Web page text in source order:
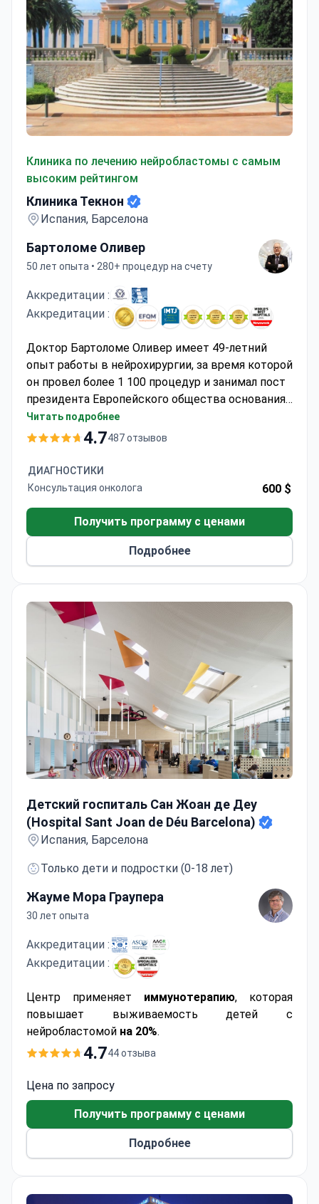
Клиника по лечению нейробластомы с самым
высоким рейтингом
Клиника Текнон
Испания, Барселона
Бартоломе Оливер
50 лет опыта • 280+ процедур на счету
Аккредитации :
Аккредитации :
Доктор Бартоломе Оливер имеет 49-летний
опыт работы в нейрохирургии, за время которой
он провел более 1 100 процедур и занимал пост
президента Европейского общества основания
черепа. Этот центр, аккредитованный JCI,
применяет роботизированную хирургию и
начинается примерно от 219 $ за анализ крови.
Консультация доктора Оливера стоит 565 $.
000–35 000 $ и включает 3–5 дней
госпитализации, анестезию и медикаменты.
Читать подробнее
4.7487 отзывов
ДИАГНОСТИКИ
Консультация онколога
600 $
Получить программу с ценами
Подробнее
Детский госпиталь Сан Жоан де Деу
(Hospital Sant Joan de Déu Barcelona)
Испания, Барселона
Только дети и подростки (0-18 лет)
Жауме Мора Граупера
30 лет опыта
Аккредитации :
Аккредитации :
Центр применяет иммунотерапию, которая
повышает выживаемость детей с
нейробластомой на 20%.
4.744 отзыва
Цена по запросу
Получить программу с ценами
Подробнее